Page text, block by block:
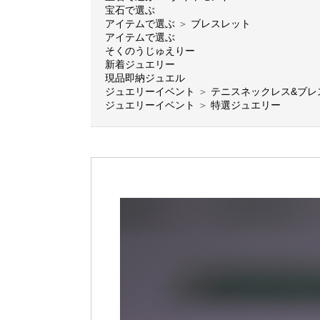
宝石で選ぶ
アイテムで選ぶ ＞ ブレスレット
アイテムで選ぶ
そくのうじゅえりー
新着ジュエリー
現品即納ジュエル
ジュエリーイベント
＞ テニスネックレス&ブレ
ジュエリーイベント
＞ 特選ジュエリー